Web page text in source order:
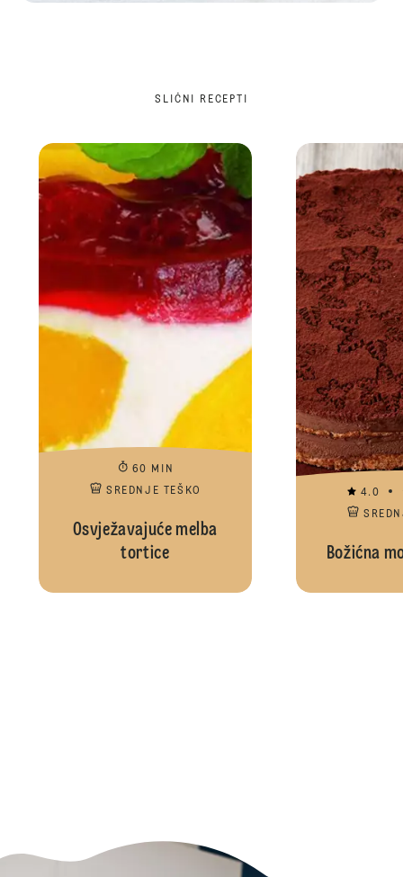
SLIČNI RECEPTI
60 MIN
SREDNJE TEŠKO
Osvježavajuće melba
tortice
4.0
Božićna